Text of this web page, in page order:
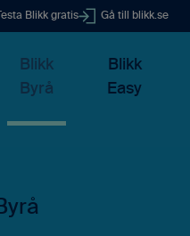
Testa Blikk gratis Gå till blikk.se
Blikk
Byrå
Blikk
Easy